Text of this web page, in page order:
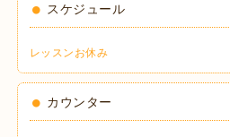
スケジュール
レッスンお休み
カウンター